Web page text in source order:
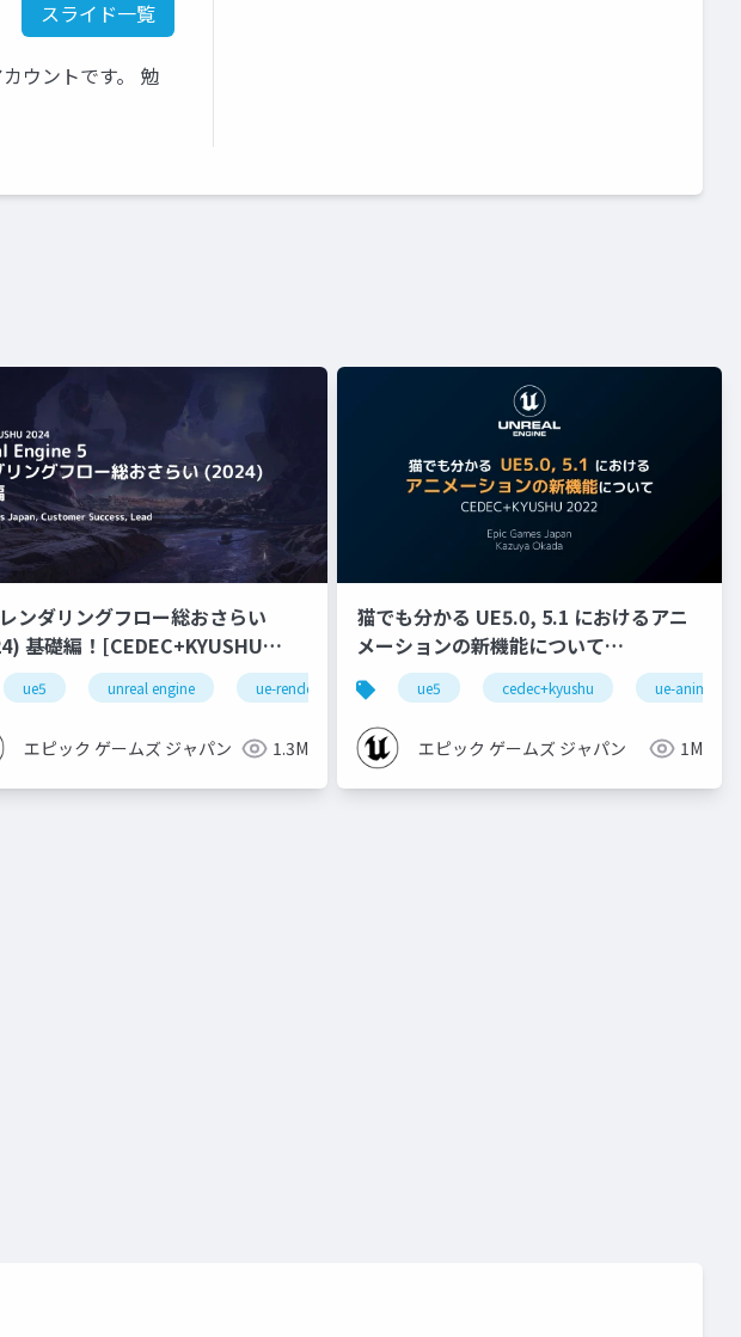
スライド一覧
ウントです。 勉
ンダリングフロー総おさらい
ue5 unreal engine ue-rendering
エピック ゲームズ ジャパン 1.3M
猫でも分かる UE5.0, 5.1 におけるアニ
メーションの新機能について
【CEDEC+KYUSHU 2022】
ue5 cedec+kyushu ue-
エピック ゲームズ ジャパン 1M